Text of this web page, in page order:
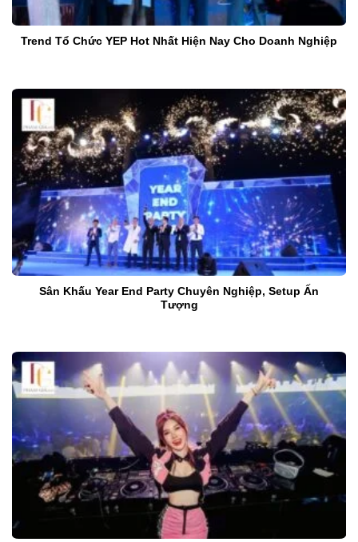
Trend Tổ Chức YEP Hot Nhất Hiện Nay Cho Doanh Nghiệp
Sân Khấu Year End Party Chuyên Nghiệp, Setup Ấn
Tượng